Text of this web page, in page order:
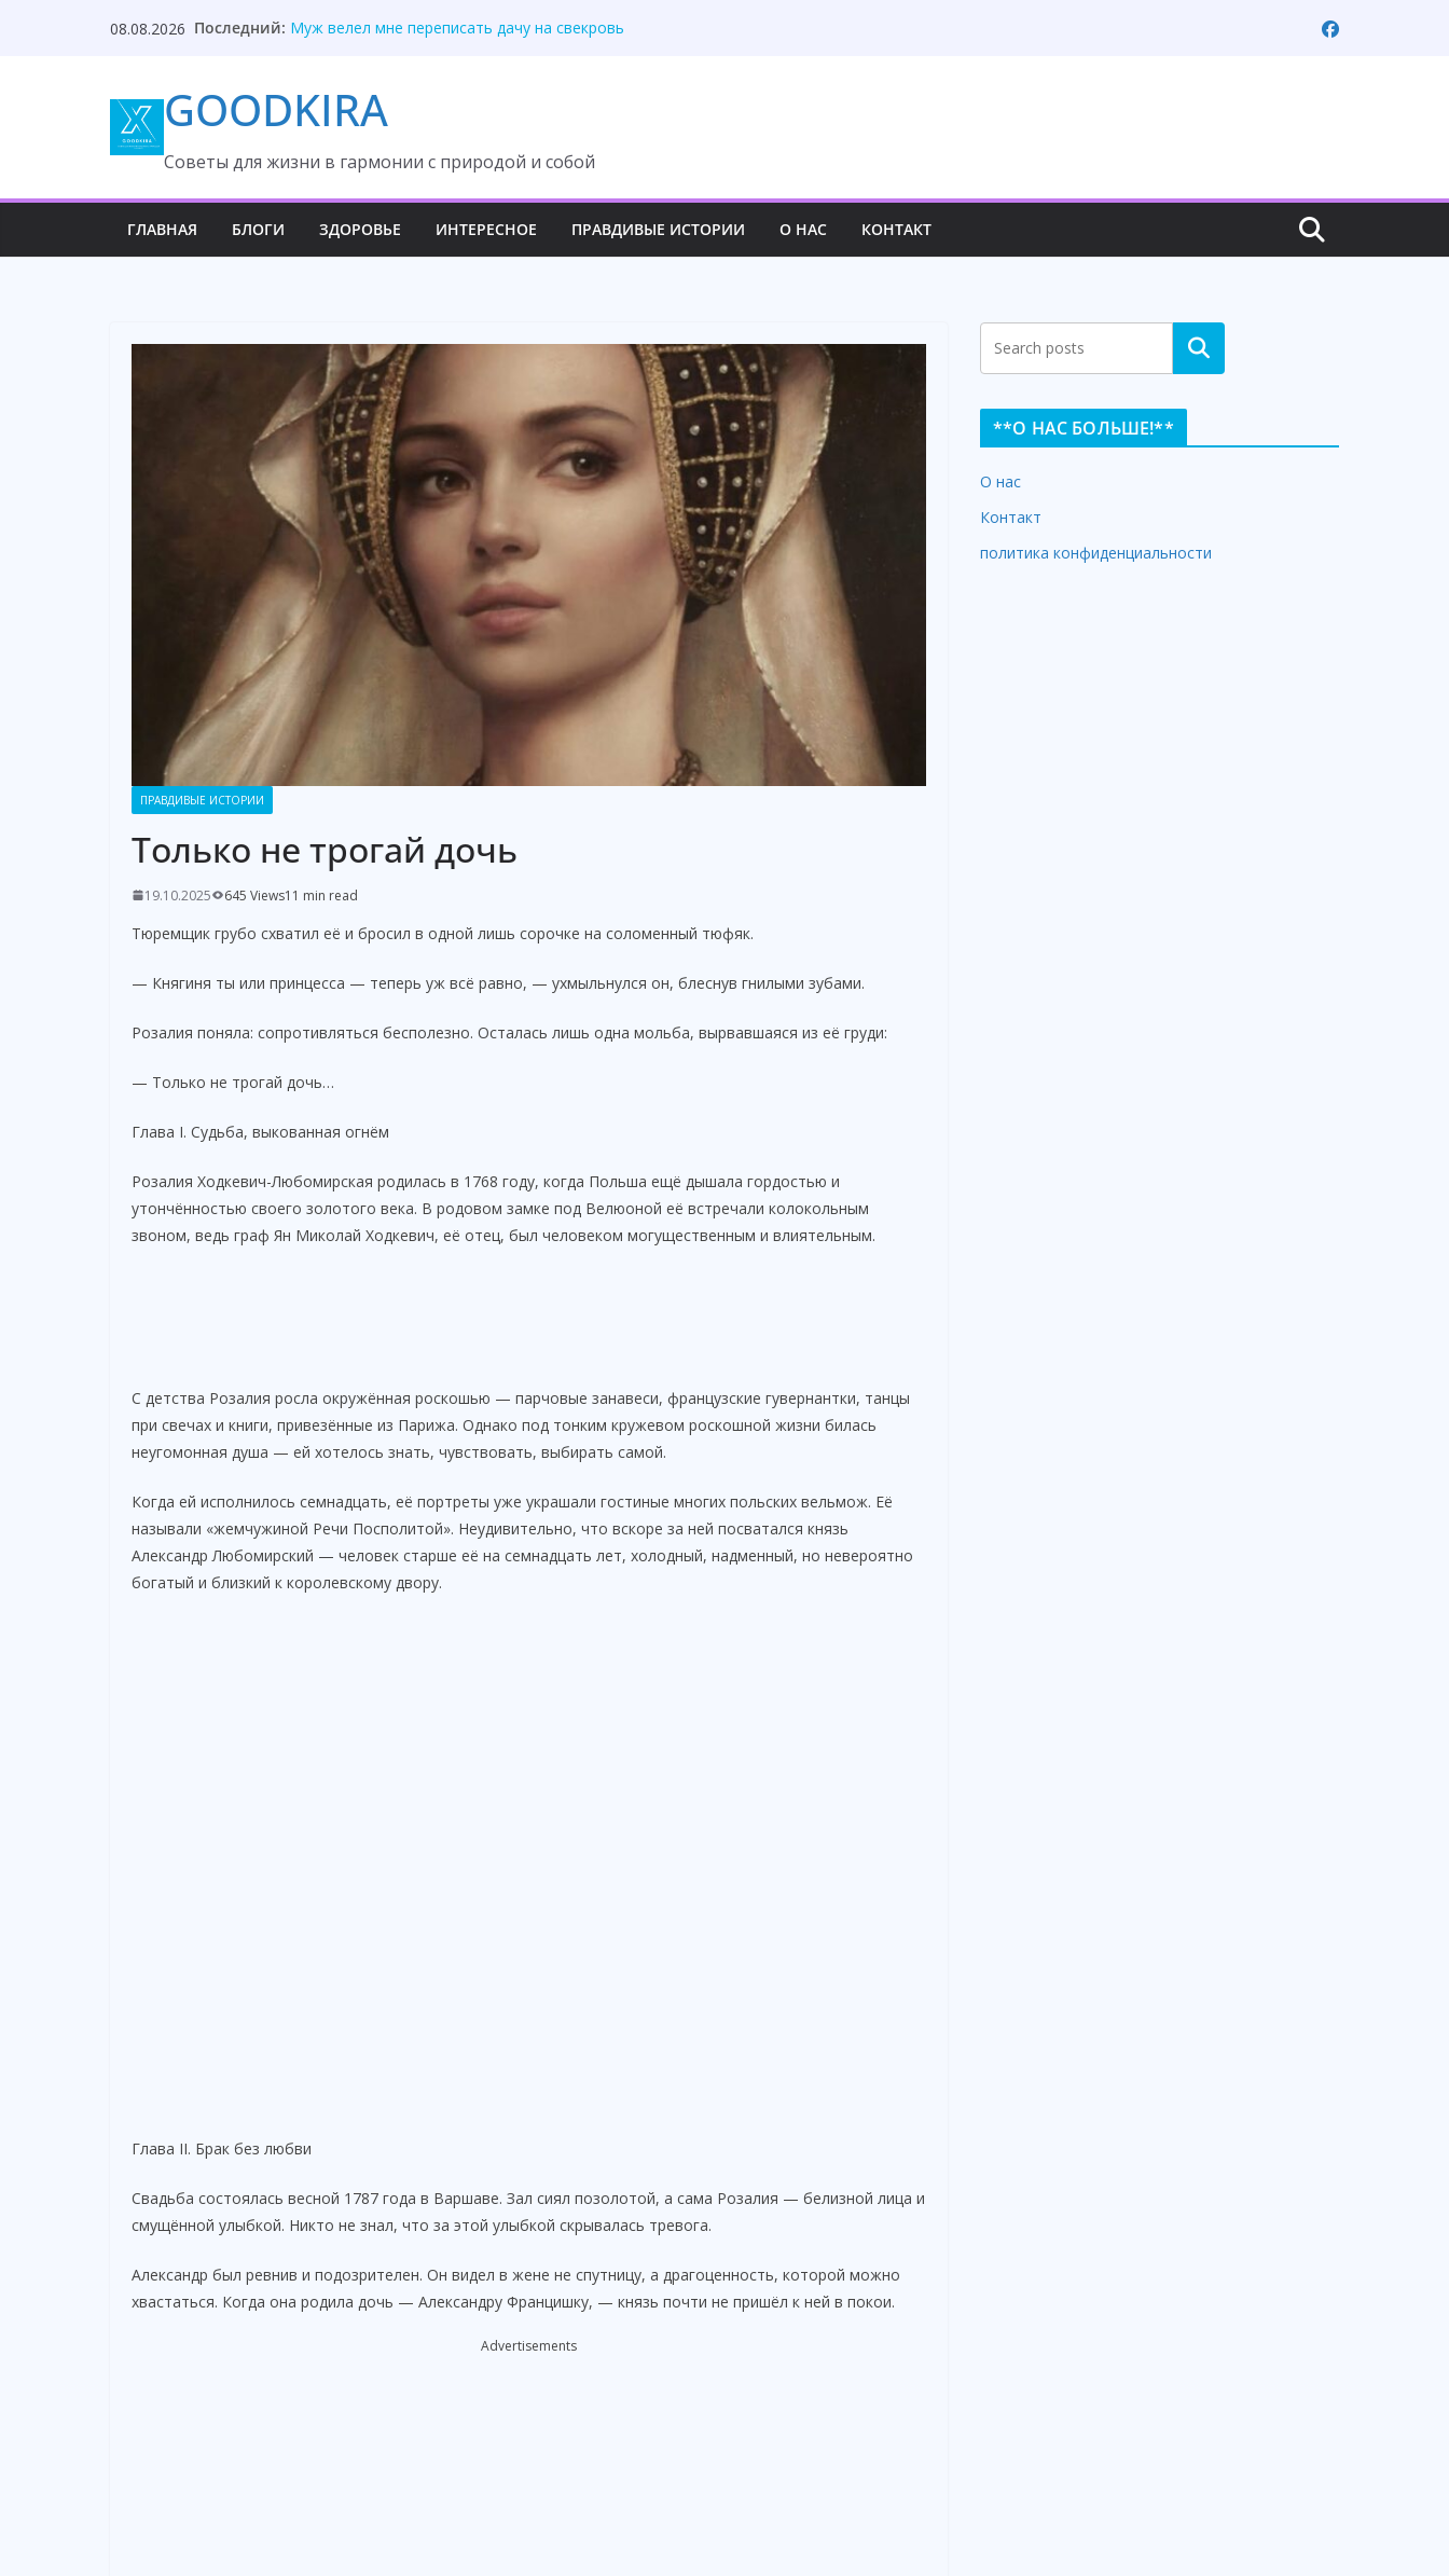
08.08.2026 Последний: Собираясь на дачу, Вика подслушала
Муж сказал, что квартира теперь нужна его
Уходи и не возвращайся, раз не можешь
GOODKIRA
Cоветы для жизни в гармонии с природой и собой
ГЛАВНАЯ БЛОГИ ЗДОРОВЬЕ ИНТЕРЕСНОЕ ПРАВДИВЫЕ ИСТОРИИ О НАС КОНТАКТ
ПРАВДИВЫЕ ИСТОРИИ
Только не трогай дочь
19.10.2025 645 Views11 min read
Тюремщик грубо схватил её и бросил в одной лишь сорочке на соломенный тюфяк.
— Княгиня ты или принцесса — теперь уж всё равно, — ухмыльнулся он, блеснув гнилыми зубами.
Розалия поняла: сопротивляться бесполезно. Осталась лишь одна мольба, вырвавшаяся из её груди:
— Только не трогай дочь…
Глава I. Судьба, выкованная огнём
Розалия Ходкевич-Любомирская родилась в 1768 году, когда Польша ещё дышала гордостью и
утончённостью своего золотого века. В родовом замке под Велюоной её встречали колокольным
звоном, ведь граф Ян Миколай Ходкевич, её отец, был человеком могущественным и влиятельным.
С детства Розалия росла окружённая роскошью — парчовые занавеси, французские гувернантки, танцы
при свечах и книги, привезённые из Парижа. Однако под тонким кружевом роскошной жизни билась
неугомонная душа — ей хотелось знать, чувствовать, выбирать самой.
Когда ей исполнилось семнадцать, её портреты уже украшали гостиные многих польских вельмож. Её
называли «жемчужиной Речи Посполитой». Неудивительно, что вскоре за ней посватался князь
Александр Любомирский — человек старше её на семнадцать лет, холодный, надменный, но невероятно
богатый и близкий к королевскому двору.
Глава II. Брак без любви
Свадьба состоялась весной 1787 года в Варшаве. Зал сиял позолотой, а сама Розалия — белизной лица и
смущённой улыбкой. Никто не знал, что за этой улыбкой скрывалась тревога.
Александр был ревнив и подозрителен. Он видел в жене не спутницу, а драгоценность, которой можно
хвастаться. Когда она родила дочь — Александру Францишку, — князь почти не пришёл к ней в покои.
Advertisements
Search
**О НАС БОЛЬШЕ!**
О нас
Контакт
политика конфиденциальности